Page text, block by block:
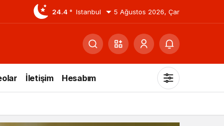
24.4 ° Istanbul 5 Ağustos 2026, Çar
İletişim Hesabım
Mod
değiştir